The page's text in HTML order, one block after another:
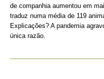
de companhia aumentou em
traduz numa média de 119
Explicações? A pandemia
única razão.